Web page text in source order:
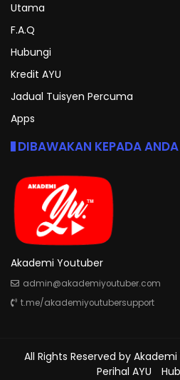
Utama
F.A.Q
Hubungi
Kredit AYU
Jadual Tuisyen Percuma
Apps
DIBAWAKAN KEPADA ANDA
Akademi Youtuber
admin@akademiyoutuber.com
t.me/akademiyoutubersupport
All Rights Reserved by
Perihal AYU